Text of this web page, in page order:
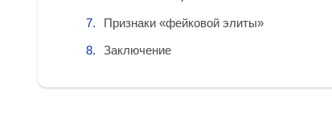
Признаки «фейковой элиты»
Заключение